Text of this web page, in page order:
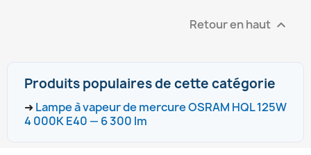
Retour en haut 
Produits populaires de cette catégorie
➜ Lampe à vapeur de mercure OSRAM HQL 125W
4 000K E40 — 6 300 lm